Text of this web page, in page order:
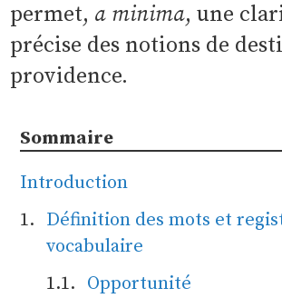
permet, a minima, une
précise des notions de
providence.
Sommaire
Introduction
Définition des mots et
vocabulaire
Opportunité